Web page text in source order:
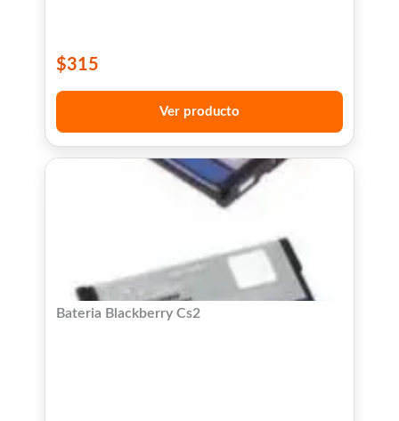
$315
Ver producto
Bateria Blackberry Cs2